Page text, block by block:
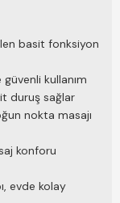
basit fonksiyon
güvenli kullanım
duruş sağlar
nokta masajı
konforu
evde kolay